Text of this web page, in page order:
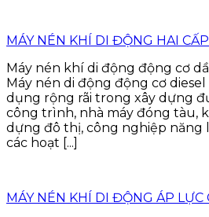
MÁY NÉN KHÍ DI ĐỘNG HAI
Máy nén khí di động động cơ
Máy nén di động động cơ diesel
dụng rộng rãi trong xây dựng
công trình, nhà máy đóng tàu,
dựng đô thị, công nghiệp năng
các hoạt [...]
MÁY NÉN KHÍ DI ĐỘNG ÁP LỰC